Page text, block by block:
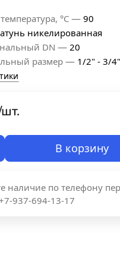
°С — 90
никелированная
DN — 20
размер — 1/2" - 3/4"
шт.
В корзину
наличие по телефону
937-694-13-17